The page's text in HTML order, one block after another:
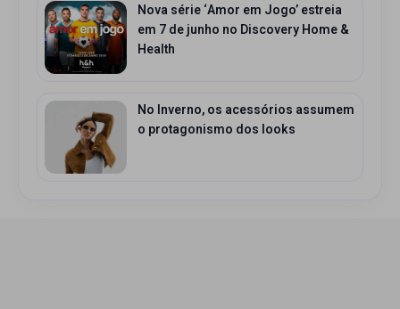
Nova série ‘Amor em Jogo’ estreia
em 7 de junho no Discovery Home &
Health
No Inverno, os acessórios assumem
o protagonismo dos looks